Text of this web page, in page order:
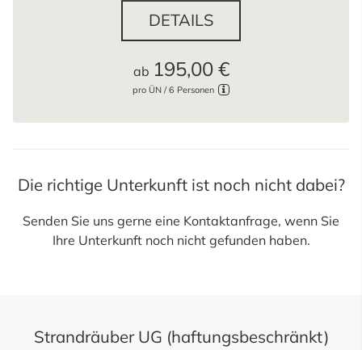
ab 195,00 €
pro ÜN / 6 Personen
DETAILS
Die richtige Unterkunft ist noch nicht dabei?
Senden Sie uns gerne eine Kontaktanfrage, wenn Sie
Ihre Unterkunft noch nicht gefunden haben.
Strandräuber UG (haftungsbeschränkt)